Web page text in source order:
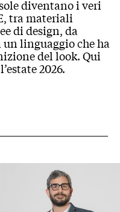
diventano i veri
tra materiali
di design, da
linguaggio che ha
del look. Qui
2026.